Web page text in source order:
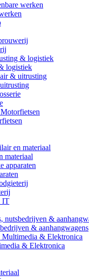
logistiek
materiaal
& aanhangwagens
& Elektronica